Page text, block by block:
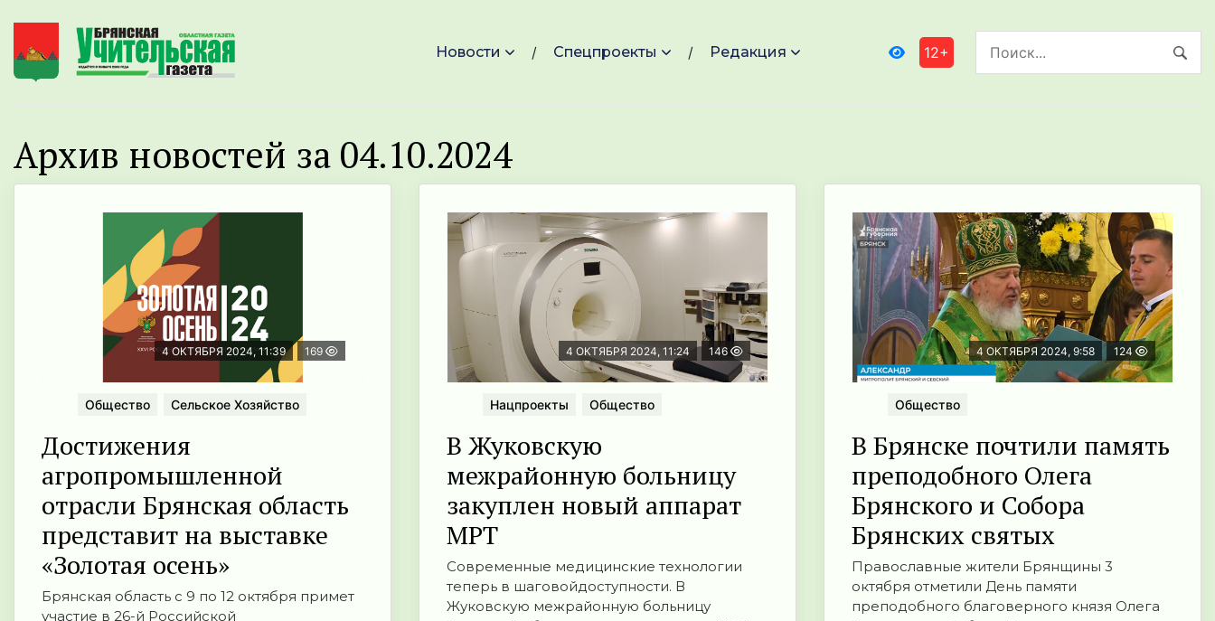
Новости Спецпроекты Редакция 12+
Архив новостей за 04.10.2024
4 ОКТЯБРЯ 2024, 11:39 169
Общество Сельское Хозяйство
Достижения
агропромышленной
отрасли Брянская область
представит на выставке
«Золотая осень»
Брянская область с 9 по 12 октября примет
участие в 26-й Российской
4 ОКТЯБРЯ 2024, 11:24 146
Нацпроекты Общество
В Жуковскую
межрайонную больницу
закуплен новый аппарат
МРТ
Современные медицинские технологии
теперь в шаговойдоступности. В
Жуковскую межрайонную больницу
4 ОКТЯБРЯ 2024, 9:58 124
Общество
В Брянске почтили память
преподобного Олега
Брянского и Собора
Брянских святых
Православные жители Брянщины 3
октября отметили День памяти
преподобного благоверного князя Олега